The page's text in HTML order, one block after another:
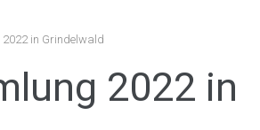
in Grindelwald
2022 in